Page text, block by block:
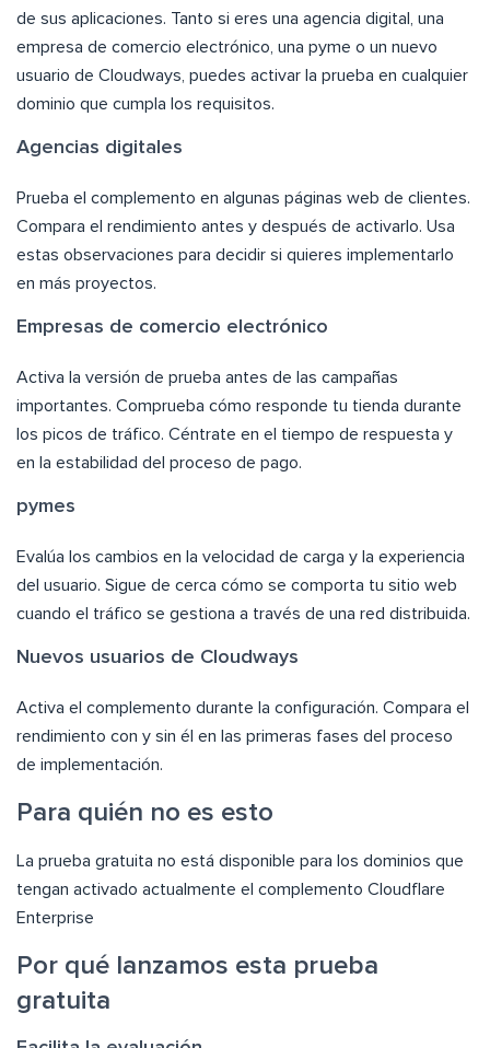
de sus aplicaciones. Tanto si eres una agencia digital, una
empresa de comercio electrónico, una pyme o un nuevo
usuario de Cloudways, puedes activar la prueba en cualquier
dominio que cumpla los requisitos.
Agencias digitales
Prueba el complemento en algunas páginas web de clientes.
Compara el rendimiento antes y después de activarlo. Usa
estas observaciones para decidir si quieres implementarlo
en más proyectos.
Empresas de comercio electrónico
Activa la versión de prueba antes de las campañas
importantes. Comprueba cómo responde tu tienda durante
los picos de tráfico. Céntrate en el tiempo de respuesta y
en la estabilidad del proceso de pago.
pymes
Evalúa los cambios en la velocidad de carga y la experiencia
del usuario. Sigue de cerca cómo se comporta tu sitio web
cuando el tráfico se gestiona a través de una red distribuida.
Nuevos usuarios de Cloudways
Activa el complemento durante la configuración. Compara el
rendimiento con y sin él en las primeras fases del proceso
de implementación.
Para quién no es esto
La prueba gratuita no está disponible para los dominios que
tengan activado actualmente el complemento Cloudflare
Enterprise
Por qué lanzamos esta prueba
gratuita